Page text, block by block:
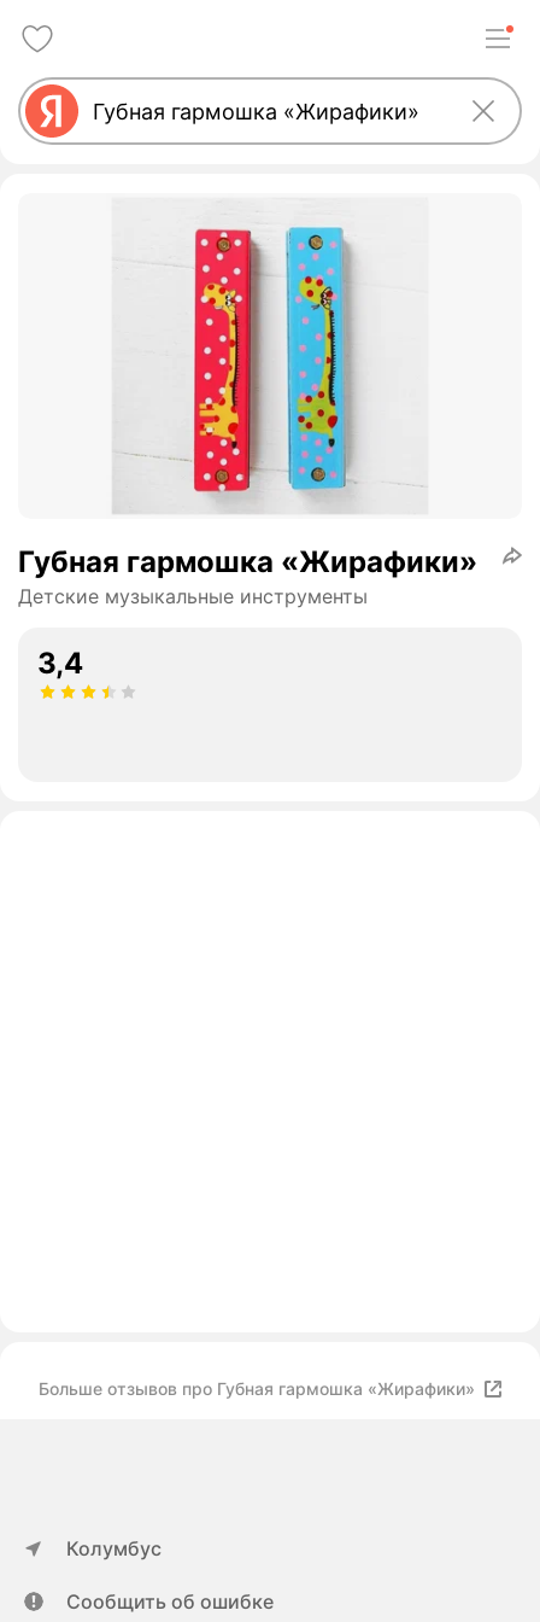
Губная гармошка «Жирафики»
Детские музыкальные инструменты
3,4
Больше отзывов про Губная гармошка «Жирафики»
Колумбус
Сообщить об ошибке